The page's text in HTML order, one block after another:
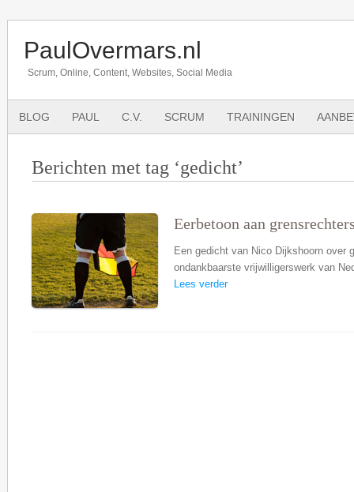
PaulOvermars.nl
Scrum, Online, Content, Websites, Social Media
BLOG PAUL C.V. SCRUM TRAININGEN
Berichten met tag ‘gedicht’
Eerbetoon aan
Een gedicht van Nico Dijkshoorn over
ondankbaarste vrijwilligerswerk van
Lees verder